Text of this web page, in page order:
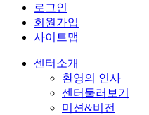
로그인
회원가입
사이트맵
센터소개
환영의 인사
센터둘러보기
미션&비전